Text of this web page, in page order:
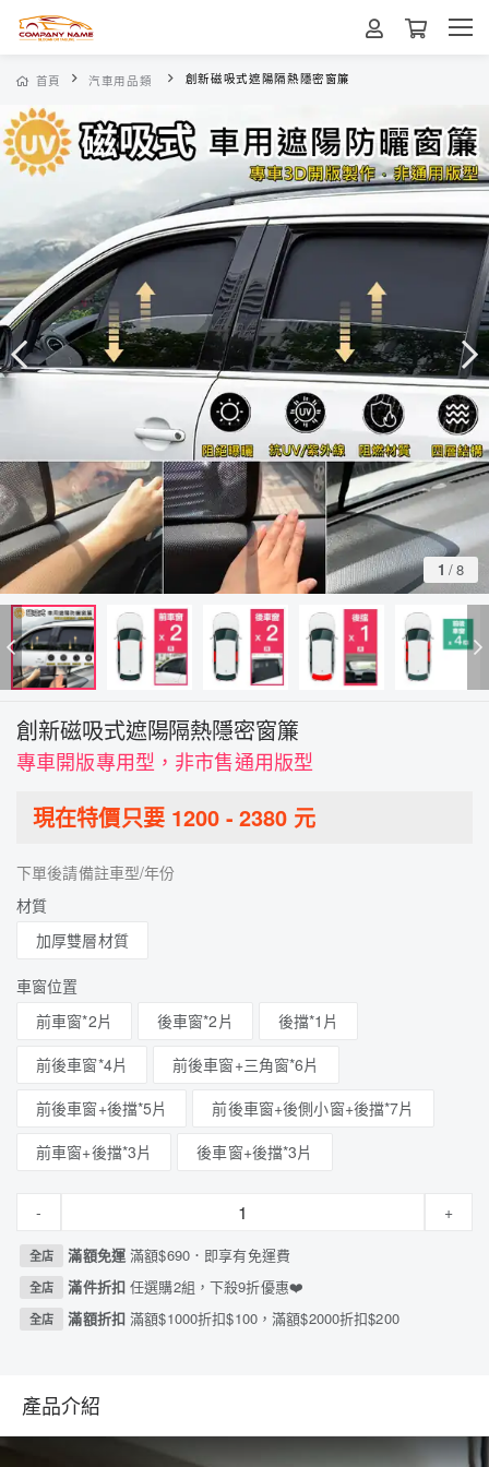
首頁 汽車用品類 創新磁吸式遮陽隔熱隱密窗簾
1 /8
創新磁吸式遮陽隔熱隱密窗簾
專車開版專用型，非市售通用版型
現在特價只要 1200 - 2380 元
下單後請備註車型/年份
材質
加厚雙層材質
車窗位置
前車窗*2片
後車窗*2片
後擋*1片
前後車窗*4片
前後車窗+三角窗*6片
前後車窗+後擋*5片
前後車窗+後側小窗+後擋*7片
前車窗+後擋*3片
後車窗+後擋*3片
- +
全店 滿額免運滿額$690．即享有免運費
全店 滿件折扣任選購2組，下殺9折優惠❤️
全店 滿額折扣滿額$1000折扣$100，滿額$2000折扣$200
產品介紹